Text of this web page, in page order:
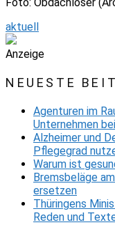
aktuell
Anzeige
NEUESTE
Agenturen im
Unternehmen
Alzheimer und
Pflegegrad
Warum ist
Bremsbeläge
ersetzen
Thüringens
Reden und